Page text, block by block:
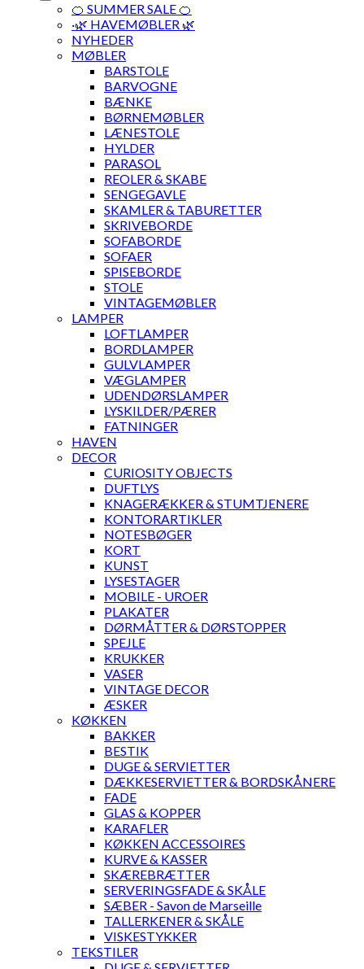
🍊 SUMMER SALE 🍊
·🌿 HAVEMØBLER 🌿
NYHEDER
MØBLER
BARSTOLE
BARVOGNE
BÆNKE
BØRNEMØBLER
LÆNESTOLE
HYLDER
PARASOL
REOLER & SKABE
SENGEGAVLE
SKAMLER & TABURETTER
SKRIVEBORDE
SOFABORDE
SOFAER
SPISEBORDE
STOLE
VINTAGEMØBLER
LAMPER
LOFTLAMPER
BORDLAMPER
GULVLAMPER
VÆGLAMPER
UDENDØRSLAMPER
LYSKILDER/PÆRER
FATNINGER
HAVEN
DECOR
CURIOSITY OBJECTS
DUFTLYS
KNAGERÆKKER & STUMTJENERE
KONTORARTIKLER
NOTESBØGER
KORT
KUNST
LYSESTAGER
MOBILE - UROER
PLAKATER
DØRMÅTTER & DØRSTOPPER
SPEJLE
KRUKKER
VASER
VINTAGE DECOR
ÆSKER
KØKKEN
BAKKER
BESTIK
DUGE & SERVIETTER
DÆKKESERVIETTER & BORDSKÅNERE
FADE
GLAS & KOPPER
KARAFLER
KØKKEN ACCESSOIRES
KURVE & KASSER
SKÆREBRÆTTER
SERVERINGSFADE & SKÅLE
SÆBER - Savon de Marseille
TALLERKENER & SKÅLE
VISKESTYKKER
TEKSTILER